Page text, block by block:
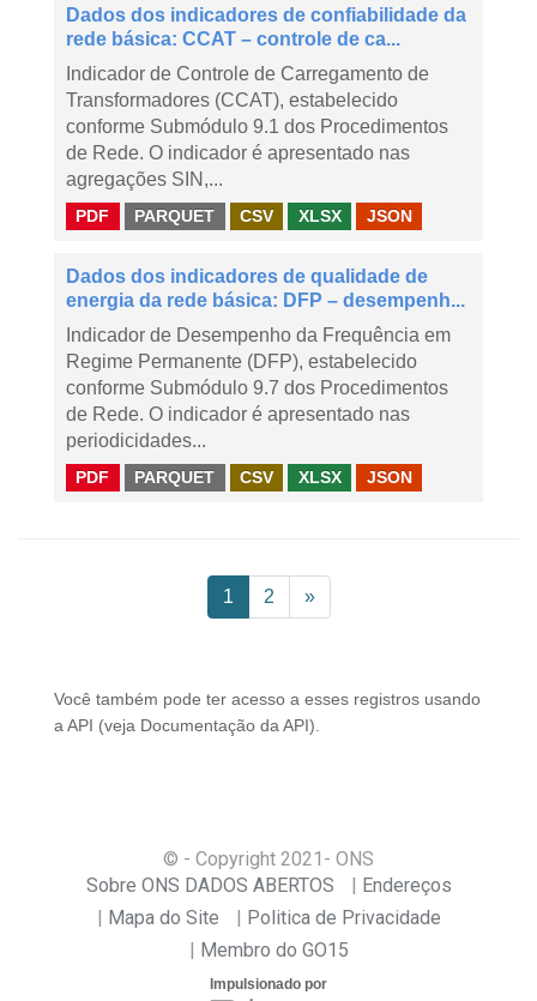
Dados dos indicadores de confiabilidade da
rede básica: CCAT – controle de ca...
Indicador de Controle de Carregamento de
Transformadores (CCAT), estabelecido
conforme Submódulo 9.1 dos Procedimentos
de Rede. O indicador é apresentado nas
agregações SIN,...
PDF PARQUET CSV XLSX JSON
Dados dos indicadores de qualidade de
energia da rede básica: DFP – desempenh...
Indicador de Desempenho da Frequência em
Regime Permanente (DFP), estabelecido
conforme Submódulo 9.7 dos Procedimentos
de Rede. O indicador é apresentado nas
periodicidades...
PDF PARQUET CSV XLSX JSON
1 2 »
Você também pode ter acesso a esses registros usando
a API (veja Documentação da API ).
© - Copyright 2021 - ONS
Sobre ONS DADOS ABERTOS
Endereços
Mapa do Site
Politica de Privacidade
Membro do GO15
Impulsionado por